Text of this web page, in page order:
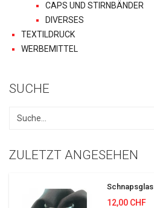
CAPS UND STIRNBÄNDER
DIVERSES
TEXTILDRUCK
WERBEMITTEL
SUCHE
ZULETZT ANGESEHEN
Schnapsglas
12,00 CHF